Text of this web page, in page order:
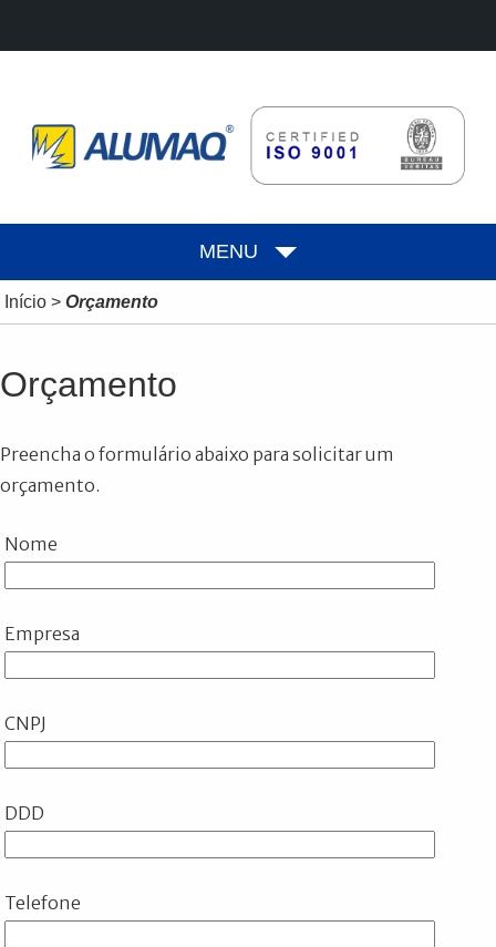
MENU
Início> Orçamento
Orçamento
Preencha o formulário abaixo para solicitar um
orçamento.
Nome
Empresa
CNPJ
DDD
Telefone